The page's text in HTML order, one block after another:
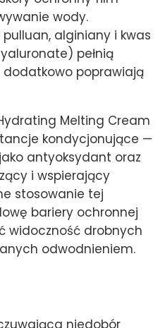
wody.
alginiany i kwas
pełnią
poprawiają
Melting Cream
kondycjonujące —
antyoksydant oraz
i wspierający
stosowanie tej
bariery ochronnej
widoczność drobnych
odwodnieniem.
niedobór